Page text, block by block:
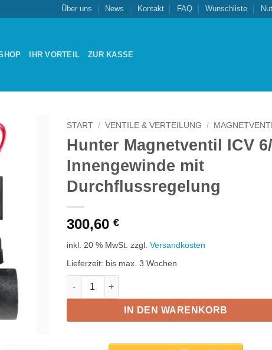
Über uns News Kontakt FAQ Wunschliste
IHR VORTEIL ZUR KASSE
START / VENTILE & VERTEILUNG /
Hunter Magnetventil ICV 6/
Innengewinde mit
Durchflussregelung
300,60 €
inkl. 20 % MwSt. zzgl. Versandkosten
Lieferzeit: bis max. 3 Wochen
Hunter Magnetventil ICV 6/4' Innengewinde mit
IN DEN WARENKORB